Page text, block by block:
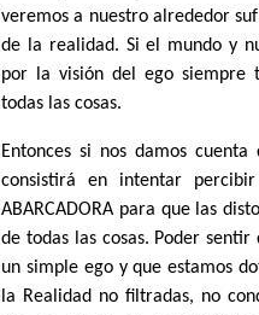
veremos a nuestro alrededor
de la realidad. Si el mundo y
por la visión del ego siempre
todas las cosas.
Entonces si nos damos
consistirá en intentar
ABARCADORA para que las
de todas las cosas. Poder
un simple ego y que estamos
la Realidad no filtradas, no